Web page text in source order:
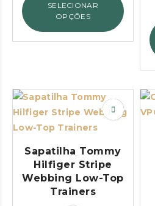
SELECIONAR
OPÇÕES
Sapatilha Tommy
Hilfiger Stripe
Webbing Low-Top
Trainers